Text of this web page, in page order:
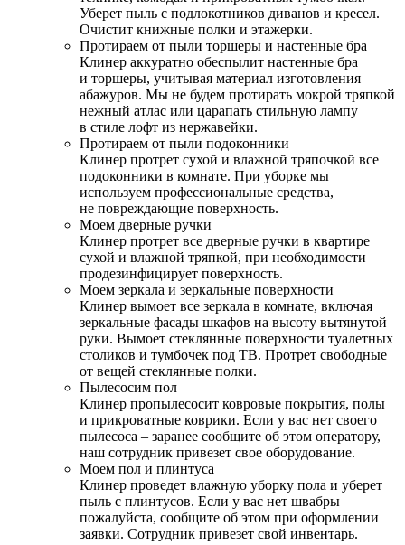
Уберет пыль с подлокотников диванов и кресел.
Очистит книжные полки и этажерки.
Протираем от пыли торшеры и настенные бра
Клинер аккуратно обеспылит настенные бра
и торшеры, учитывая материал изготовления
абажуров. Мы не будем протирать мокрой тряпкой
нежный атлас или царапать стильную лампу
в стиле лофт из нержавейки.
Протираем от пыли подоконники
Клинер протрет сухой и влажной тряпочкой все
подоконники в комнате. При уборке мы
используем профессиональные средства,
не повреждающие поверхность.
Моем дверные ручки
Клинер протрет все дверные ручки в квартире
сухой и влажной тряпкой, при необходимости
продезинфицирует поверхность.
Моем зеркала и зеркальные поверхности
Клинер вымоет все зеркала в комнате, включая
зеркальные фасады шкафов на высоту вытянутой
руки. Вымоет стеклянные поверхности туалетных
столиков и тумбочек под ТВ. Протрет свободные
от вещей стеклянные полки.
Пылесосим пол
Клинер пропылесосит ковровые покрытия, полы
и прикроватные коврики. Если у вас нет своего
пылесоса – заранее сообщите об этом оператору,
наш сотрудник привезет свое оборудование.
Моем пол и плинтуса
Клинер проведет влажную уборку пола и уберет
пыль с плинтусов. Если у вас нет швабры –
пожалуйста, сообщите об этом при оформлении
заявки. Сотрудник привезет свой инвентарь.